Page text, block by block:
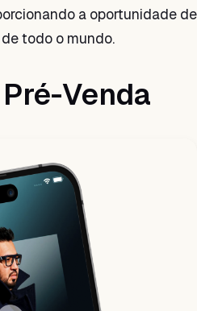
a oportunidade de
todo o mundo.
Venda